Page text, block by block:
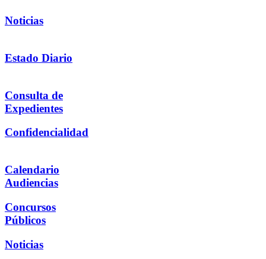
Noticias
Estado Diario
Consulta de
Expedientes
Confidencialidad
Calendario
Audiencias
Concursos
Públicos
Noticias